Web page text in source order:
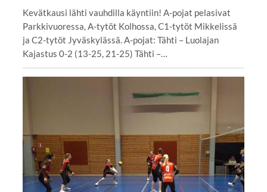
Kevätkausi lähti vauhdilla käyntiin! A-pojat pelasivat
Parkkivuoressa, A-tytöt Kolhossa, C1-tytöt Mikkelissä
ja C2-tytöt Jyväskylässä. A-pojat: Tähti – Luolajan
Kajastus 0-2 (13-25, 21-25) Tähti –…